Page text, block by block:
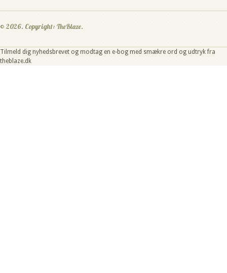
© 2026. Copyright: TheBlaze.
Tilmeld dig nyhedsbrevet og modtag en e-bog med smækre ord og udtryk fra
theblaze.dk